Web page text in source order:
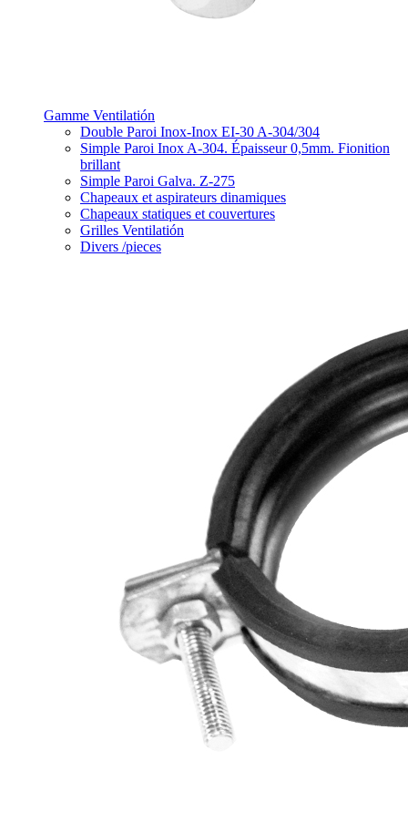
Gamme Ventilatión
Double Paroi Inox-Inox EI-30 A-304/304
Simple Paroi Inox A-304. Épaisseur 0,5mm. Fionition
brillant
Simple Paroi Galva. Z-275
Chapeaux et aspirateurs dinamiques
Chapeaux statiques et couvertures
Grilles Ventilatión
Divers /pieces